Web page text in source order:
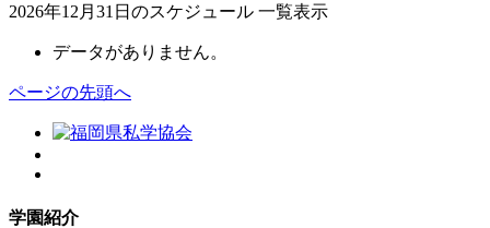
2026年12月31日のスケジュール 一覧表示
データがありません。
ページの先頭へ
学園紹介